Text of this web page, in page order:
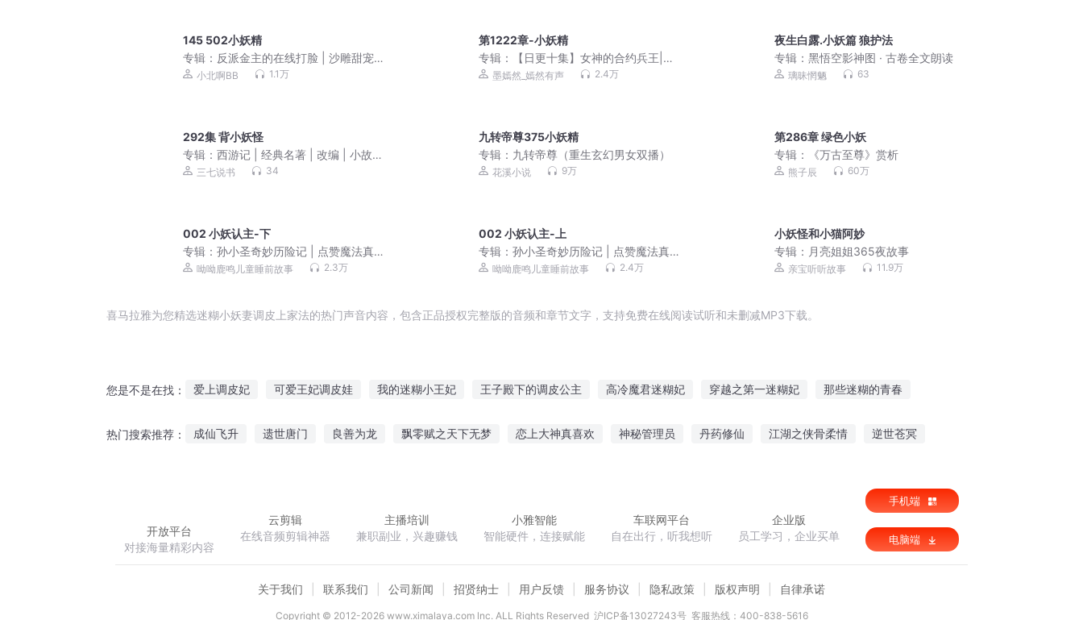
145 502小妖精
专辑： 反派金主的在线打脸 | 沙雕甜宠 |
娱乐圈
小北啊BB 1.1万
第1222章-小妖精
专辑：
【日更十集】女神的合约兵王|赘
婿战神|强者回归|都市爽文|AI多播
墨嫣然_嫣然有声 2.4万
夜生白露.小妖篇 狼护法
专辑：黑悟空影神图 · 古卷全文朗读
璃昧惘魉 63
292集 背小妖怪
专辑： 西游记 | 经典名著 | 改编 | 小故事
|悟空三七说书 34
九转帝尊375小妖精
专辑： 九转帝尊（重生玄幻男女双播）
花溪小说 9万
第286章 绿色小妖
专辑：
《万古至尊》赏析
熊子辰 60万
002 小妖认主-下
专辑： 孙小圣奇妙历险记 | 点赞魔法真
厉害 | 睡前故事
呦呦鹿鸣儿童睡前故事 2.3万
002 小妖认主-上
专辑：孙小圣奇妙历险记 | 点赞魔法真
厉害 | 睡前故事
呦呦鹿鸣儿童睡前故事 2.4万
小妖怪和小猫阿妙
专辑： 月亮姐姐365夜故事
亲宝听听故事 11.9万
喜马拉雅为您精选迷糊小妖妻调皮上家法的热门声音内容，包含正品授权完整版的音频和章节文字，支持免费在线阅读试听和未删减MP3下载。
您是不是在找： 爱上调皮妃 可爱王妃调皮娃 我的迷糊小王妃 王子殿下的调皮公主 高冷魔君迷糊妃 穿越之第一迷糊妃 那些迷糊的青春
热门搜索推荐： 成仙飞升 遗世唐门 良善为龙 飘零赋之天下无梦 恋上大神真喜欢 神秘管理员 丹药修仙 江湖之侠骨柔情 逆世苍冥
开放平台
对接海量精彩内容
云剪辑
在线音频剪辑神器
主播培训
兼职副业，兴趣赚钱
小雅智能
智能硬件，连接赋能
车联网平台
自在出行，听我想听
企业版
员工学习，企业买单
手机端
电脑端
关于我们 联系我们 公司新闻 招贤纳士 用户反馈 服务协议 隐私政策 版权声明 自律承诺
Copyright © 2012-2026www.ximalaya.com lnc. ALL Rights Reserved 沪ICP备13027243号 客服热线：400-838-5616